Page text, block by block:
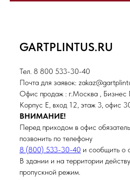
GARTPLINTUS.RU
Тел. 8 800 533-30-40
Почта для заявок:
Офис продаж : г.Москва , Бизнес
Корпус Е, вход 12, этаж 3, офис
ВНИМАНИЕ!
Перед приходом в офис
позвонить по телефону
8 (800) 533-30-40 и сообщить о
В здании и на территории
пропускной режим.